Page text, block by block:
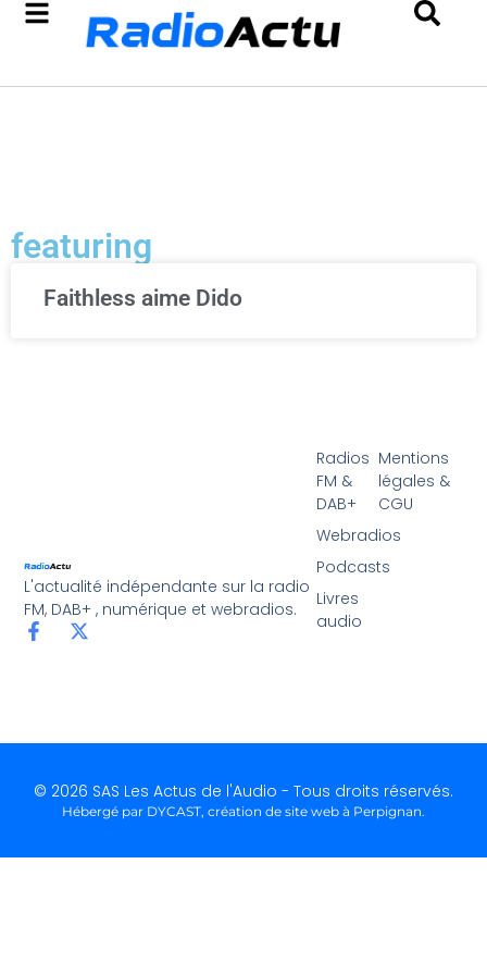
featuring
Faithless aime Dido
L'actualité indépendante sur la radio
FM, DAB+ , numérique et webradios.
Radios
FM &
DAB+
Webradios
Podcasts
Livres
audio
Mentions
légales &
CGU
© 2026 SAS Les Actus de l'Audio - Tous droits réservés.
Hébergé par DYCAST, création de site web à Perpignan.